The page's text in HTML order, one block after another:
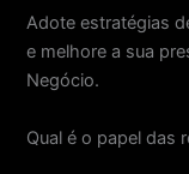
Adote estratégias
e melhore a sua
Negócio.
Qual é o papel das